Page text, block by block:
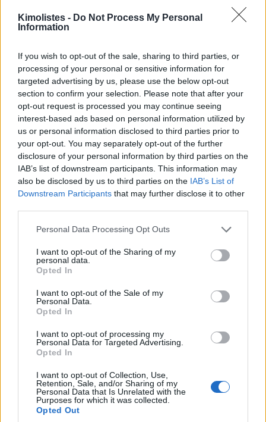
Kimolistes - Do Not Process My Personal
Information
If you wish to opt-out of the sale, sharing to third parties, or
processing of your personal or sensitive information for
targeted advertising by us, please use the below opt-out
section to confirm your selection. Please note that after your
opt-out request is processed you may continue seeing
interest-based ads based on personal information utilized by
us or personal information disclosed to third parties prior to
your opt-out. You may separately opt-out of the further
disclosure of your personal information by third parties on the
IAB’s list of downstream participants. This information may
also be disclosed by us to third parties on the IAB’s List of
Downstream Participants that may further disclose it to other
Please note that this website/app uses one or more Google
not limited to your visit or usage behaviour. You may click to
grant or deny consent to Google and its third-party tags to
use your data for below specified purposes in below Google
consent section.
Personal Data Processing Opt Outs
I want to opt-out of the Sharing of my
personal data.
Opted In
I want to opt-out of the Sale of my
Personal Data.
Opted In
I want to opt-out of processing my
Personal Data for Targeted Advertising.
Opted In
I want to opt-out of Collection, Use,
Retention, Sale, and/or Sharing of my
Personal Data that Is Unrelated with the
Purposes for which it was collected.
Opted Out
ΠΑΡΟΜΟΙΑ ΑΡΘΡΑ
ΠΕΡΙΣΣΟΤΕΡΑ ΑΠΟ ΤΟΝ ΔΗΜΙΟΥΡΓΟ
Ο Cine Καλησπερίτης, παρουσιάζει
την ταινία «Τα Φτηνά Τσιγάρα», την
Παρασκευή στις 7/8/2026, στις
21:15μ.μ. στην παραλία «Αλυκή»
Μια ακόμα προβολή του Cine
Καλησπερίτη, με την παιδική ταινία
«ZOOTOPIA 2», την Πέμπτη στις
6/8/2026, στις 21:15μ.μ. στην
παραλία «Αλυκή»
Ο Cine Καλησπερίτης παρουσιάζει την
ταινία, «Bomber & Paganini», την Τρίτη
παραλία «Αλυκή»